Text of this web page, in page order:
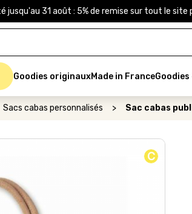
jusqu'au 31 août : 5% de remise sur tout le
Goodies originauxMade in France
Sacs cabas personnalisés > Sac cabas
C